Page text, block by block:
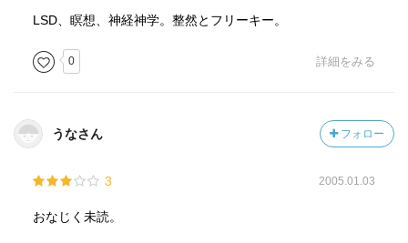
LSD、瞑想、神経神学。整然とフリーキー。
0 詳細をみる
うなさん フォロー
3 2005.01.03
おなじく未読。